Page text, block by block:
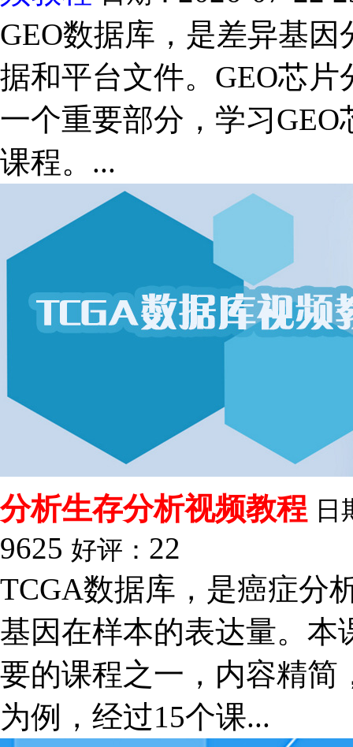
GEO数据库，是差异基
据和平台文件。GEO芯
一个重要部分，学习
课程。...
分析生存分析视频教程 日
9625 好评： 22
TCGA数据库，是癌症分
基因在样本的表达量。本
要的课程之一，内容精简
为例，经过15个课...